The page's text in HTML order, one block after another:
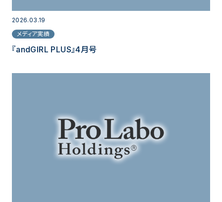
2026.03.19
メディア実績
『andGIRL PLUS』4月号